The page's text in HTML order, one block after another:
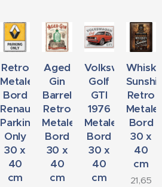
Retro
Metalen
Bord
Renault
Parking
Only
30 x
40
cm
Aged
Gin
Barrel
Retro
Metalen
Bord
30 x
40
cm
Volkswagen
Golf
GTI
1976
Metalen
Bord
30 x
40
cm
Retro
Bord
30 x
40
cm
21,65